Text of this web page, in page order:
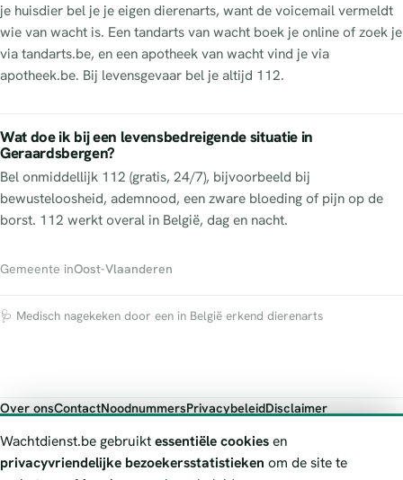
je huisdier bel je je eigen dierenarts, want de voicemail vermeldt
wie van wacht is. Een tandarts van wacht boek je online of zoek je
via tandarts.be, en een apotheek van wacht vind je via
apotheek.be. Bij levensgevaar bel je altijd 112.
Wat doe ik bij een levensbedreigende situatie in
Geraardsbergen?
Bel onmiddellijk 112 (gratis, 24/7), bijvoorbeeld bij
bewusteloosheid, ademnood, een zware bloeding of pijn op de
borst. 112 werkt overal in België, dag en nacht.
Gemeente inOost-Vlaanderen
🩺 Medisch nagekeken door een in België erkend dierenarts
Over onsContactNoodnummersPrivacybeleidDisclaimer
Wachtdienst.be toont publieke wachtdienst-informatie ter oriëntatie.
Wachtdienst.be gebruiktessentiële cookiesen
privacyvriendelijke bezoekersstatistieken om de site te